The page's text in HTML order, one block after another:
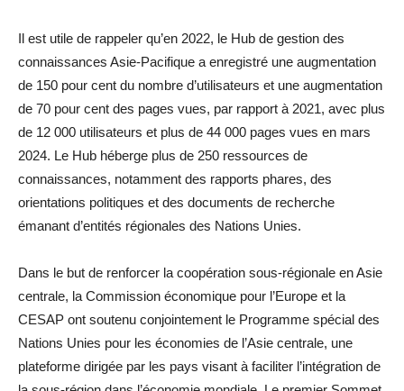
Il est utile de rappeler qu’en 2022, le Hub de gestion des
connaissances Asie-Pacifique a enregistré une augmentation
de 150 pour cent du nombre d’utilisateurs et une augmentation
de 70 pour cent des pages vues, par rapport à 2021, avec plus
de 12 000 utilisateurs et plus de 44 000 pages vues en mars
2024. Le Hub héberge plus de 250 ressources de
connaissances, notamment des rapports phares, des
orientations politiques et des documents de recherche
émanant d’entités régionales des Nations Unies.
Dans le but de renforcer la coopération sous-régionale en Asie
centrale, la Commission économique pour l’Europe et la
CESAP ont soutenu conjointement le Programme spécial des
Nations Unies pour les économies de l’Asie centrale, une
plateforme dirigée par les pays visant à faciliter l’intégration de